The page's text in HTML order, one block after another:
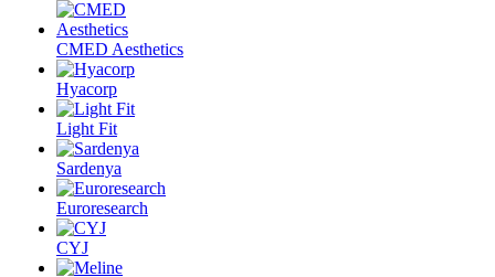
CMED Aesthetics
Hyacorp
Light Fit
Sardenya
Euroresearch
CYJ